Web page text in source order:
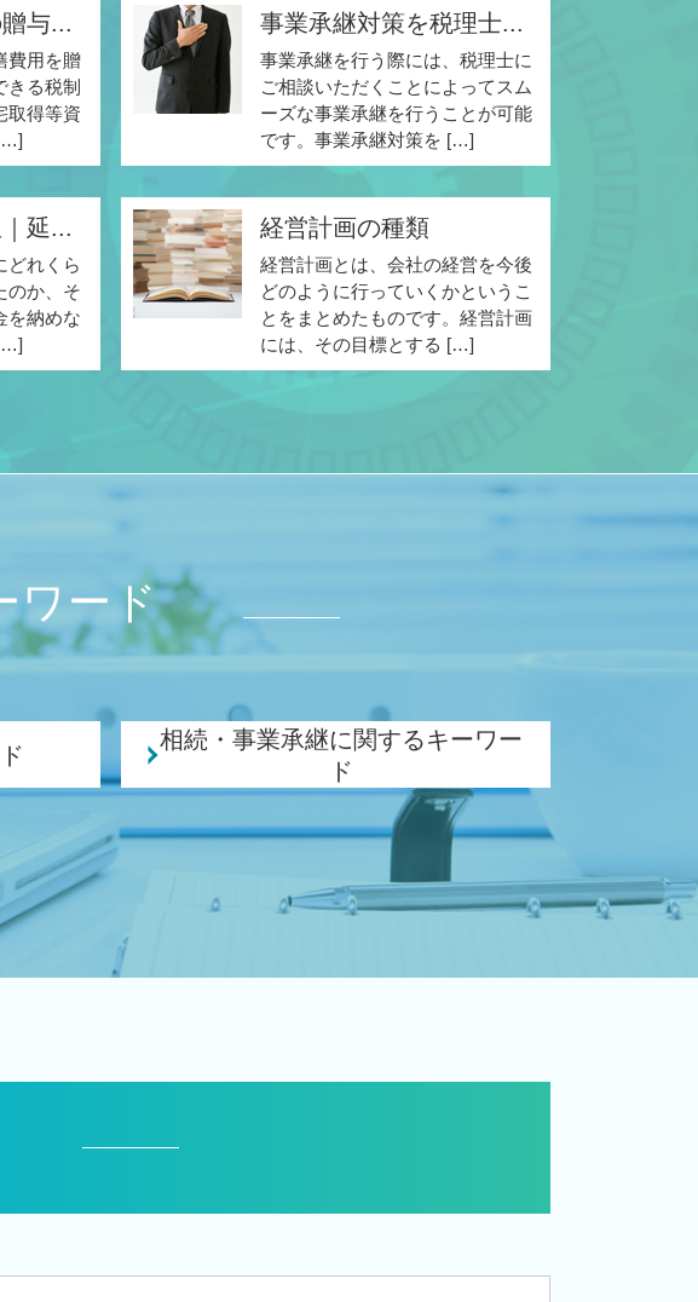
与...
費用を贈
きる税制
取得等資
事業承継対策を税理士...
事業承継を行う際には、税理士に
ご相談いただくことによってスム
ーズな事業承継を行うことが可能
です。事業承継対策を […]
延...
どれくら
のか、そ
を納めな
経営計画の種類
経営計画とは、会社の経営を今後
どのように行っていくかというこ
とをまとめたものです。経営計画
には、その目標とする […]
ワード
相続・事業承継に関するキーワー
ド
生前 相続対策
相続税 減らす
事業承継 相続税
相続税 税務署
小規模宅地等の特例 要件
自社株 事業承継